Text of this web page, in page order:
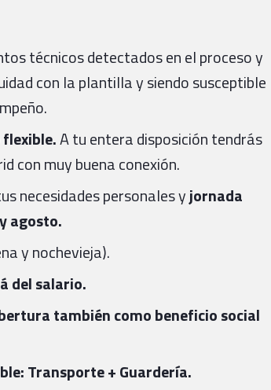
técnicos detectados en el proceso y
con la plantilla y siendo susceptible
A tu entera disposición tendrás
con muy buena conexión.
necesidades personales yjornada
agosto.
y nochevieja).
del salario.
también como beneficio social
Transporte + Guardería.